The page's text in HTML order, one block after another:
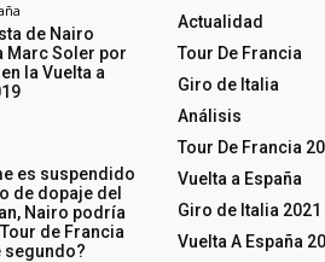
de Nairo
Marc Soler por
la Vuelta a
es suspendido
de dopaje del
Nairo podría
de Francia
segundo?
Actualidad
Tour De Francia
Giro de Italia
Análisis
Tour De Francia
Vuelta a España
Giro de Italia 2021
Vuelta A España